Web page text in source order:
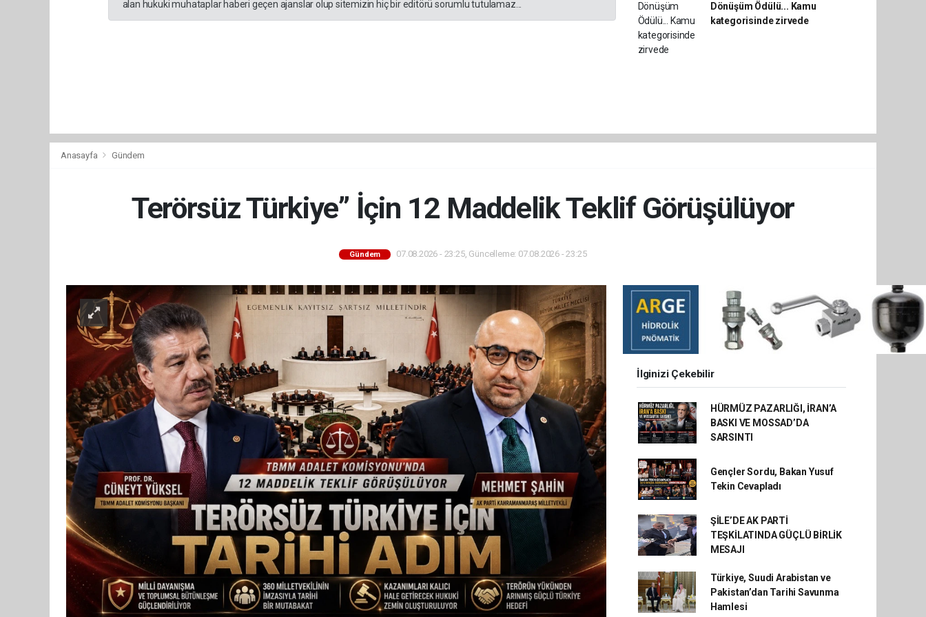
alan hukuki muhataplar haberi geçen ajanslar olup sitemizin hiç bir editörü sorumlu tutulamaz...
Dönüşüm Ödülü... Kamu
kategorisinde zirvede
Anasayfa Gündem
Terörsüz Türkiye” İçin 12 Maddelik Teklif Görüşülüyor
Gündem 07.08.2026 - 23:25, Güncelleme: 07.08.2026 - 23:25
İlginizi Çekebilir
HÜRMÜZ PAZARLIĞI, İRAN’A
BASKI VE MOSSAD’DA
SARSINTI
Gençler Sordu, Bakan Yusuf
Tekin Cevapladı
ŞİLE’DE AK PARTİ
TEŞKİLATINDA GÜÇLÜ BİRLİK
MESAJI
Türkiye, Suudi Arabistan ve
Pakistan’dan Tarihi Savunma
Hamlesi